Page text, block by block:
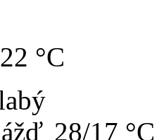
22 °C
28/17 °C